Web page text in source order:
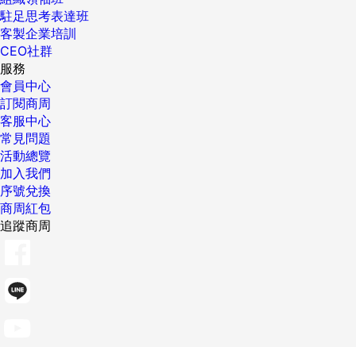
駐足思考表達班
客製企業培訓
CEO社群
服務
會員中心
訂閱商周
客服中心
常見問題
活動總覽
加入我們
序號兌換
商周紅包
追蹤商周